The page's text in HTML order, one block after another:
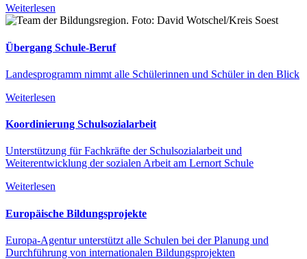
Weiterlesen
Übergang Schule-Beruf
Landesprogramm nimmt alle Schülerinnen und Schüler in den Blick
Weiterlesen
Koordinierung Schulsozialarbeit
Unterstützung für Fachkräfte der Schulsozialarbeit und
Weiterentwicklung der sozialen Arbeit am Lernort Schule
Weiterlesen
Europäische Bildungsprojekte
Europa-Agentur unterstützt alle Schulen bei der Planung und
Durchführung von internationalen Bildungsprojekten